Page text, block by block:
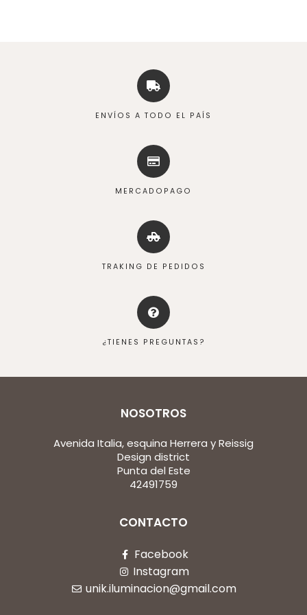
ENVÍOS A TODO EL PAÍS
MERCADOPAGO
TRAKING DE PEDIDOS
¿TIENES PREGUNTAS?
NOSOTROS
Avenida Italia, esquina Herrera y Reissig
Design district
Punta del Este
42491759
CONTACTO
Facebook
Instagram
unik.iluminacion@gmail.com